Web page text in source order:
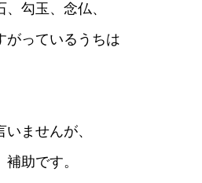
勾玉、念仏、
がっているうちは
ませんが、
助です。